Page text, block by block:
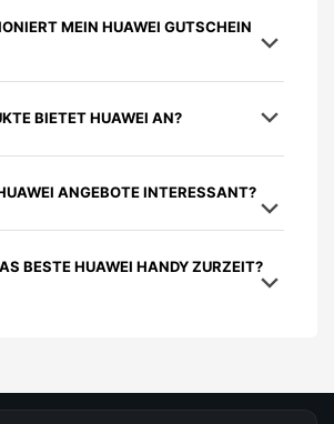
MEIN HUAWEI GUTSCHEIN
BIETET HUAWEI AN?
ANGEBOTE INTERESSANT?
BESTE HUAWEI HANDY ZURZEIT?